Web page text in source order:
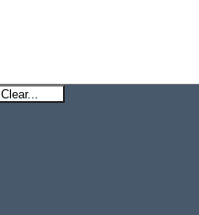
Clear...